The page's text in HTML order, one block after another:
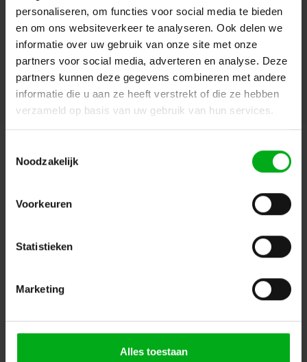
personaliseren, om functies voor social media te bieden
en om ons websiteverkeer te analyseren. Ook delen we
informatie over uw gebruik van onze site met onze
partners voor social media, adverteren en analyse. Deze
partners kunnen deze gegevens combineren met andere
informatie die u aan ze heeft verstrekt of die ze hebben
verzameld op basis van uw gebruik van hun services.
Noodzakelijk
Voorkeuren
Statistieken
Marketing
Alles toestaan
Beschrijving en specificaties Downloads
FAQ en reviews
Bekijk alle producten
OP=OP
| transparant | 2,5 of 3m |
9.0/3.0 of 12.0/4.0 mm
Profielspot LED Movinghead
| 330W | 8.000 – 15.000lm |
|4.4° - 60° | 18kg | CRI ≥92 -